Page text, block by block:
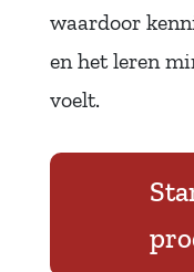
waardoor
en het leren
voelt.